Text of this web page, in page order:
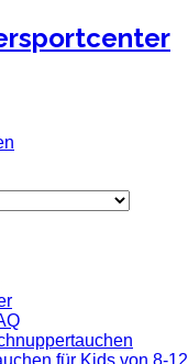
für Kids von 8-12